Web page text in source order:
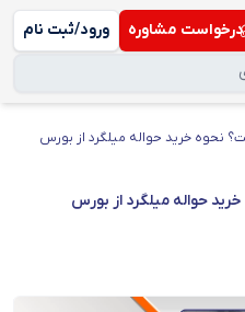
درخواست مشاوره ورود/ثبت نام
نحوه خرید حواله میلگرد از بورس
حواله میلگرد از بورس